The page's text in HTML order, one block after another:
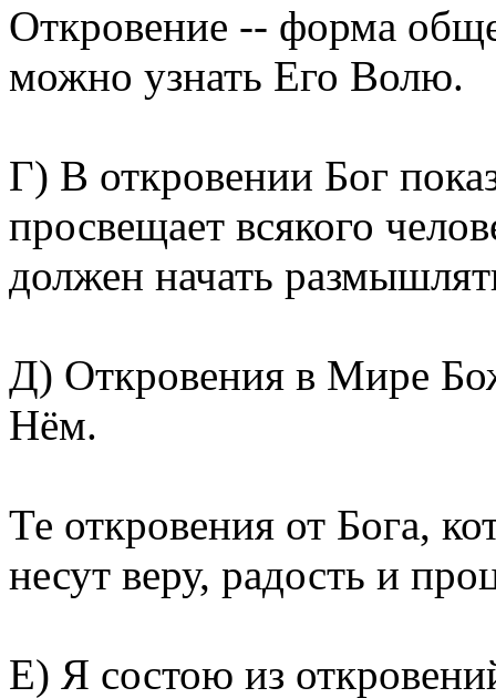
Откровение -- форма
можно узнать Его Волю.
Г) В откровении Бог
просвещает всякого
должен начать
Д) Откровения в Мире
Нём.
Те откровения от Бога,
несут веру, радость и
Е) Я состою из